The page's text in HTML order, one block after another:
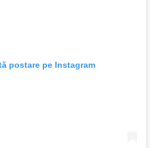
postare pe Instagram